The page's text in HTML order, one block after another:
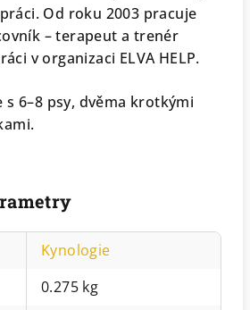
Od roku 2003 pracuje
– terapeut a trenér
v organizaci ELVA HELP.
s 6–8 psy, dvěma krotkými
Kynologie
0.275 kg